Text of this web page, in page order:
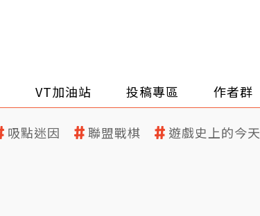
VT加油站 投稿專區 作者群
吸點迷因 聯盟戰棋 遊戲史上的今天